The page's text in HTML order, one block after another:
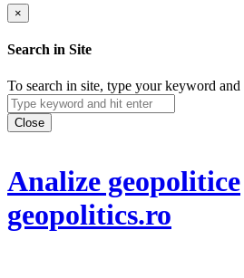
×
Search in Site
To search in site, type your keyword and
Close
Analize geopolitice
geopolitics.ro